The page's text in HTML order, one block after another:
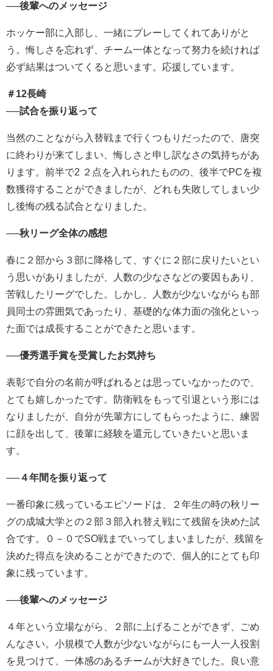
──後輩へのメッセージ
ホッケー部に入部し、一緒にプレーしてくれてありがと
う。悔しさを忘れず、チーム一体となって努力を続ければ
必ず結果はついてくると思います。応援しています。
＃12長崎
──試合を振り返って
当然のことながら入替戦まで行くつもりだったので、唐突
に終わりが来てしまい、悔しさと申し訳なさの気持ちがあ
ります。前半で2 ２点を入れられたものの、後半でPCを複
数獲得することができましたが、どれも失敗してしまい少
し後悔の残る試合となりました。
──秋リーグ全体の感想
春に２部から３部に降格して、すぐに２部に戻りたいとい
う思いがありましたが、人数の少なさなどの要因もあり、
苦戦したリーグでした。しかし、人数が少ないながらも部
員同士の雰囲気であったり、基礎的な体力面の強化といっ
た面では成長することができたと思います。
──優秀選手賞を受賞したお気持ち
表彰で自分の名前が呼ばれるとは思っていなかったので、
とても嬉しかったです。防衛戦をもって引退という形には
なりましたが、自分が先輩方にしてもらったように、練習
に顔を出して、後輩に経験を還元していきたいと思いま
す。
──４年間を振り返って
一番印象に残っているエピソードは、２年生の時の秋リー
グの成城大学との２部３部入れ替え戦にて残留を決めた試
合です。０－０でSO戦までいってしまいましたが、残留を
決めた得点を決めることができたので、個人的にとても印
象に残っています。
──後輩へのメッセージ
４年という立場ながら、２部に上げることができず、ごめ
んなさい。小規模で人数が少ないながらにも一人一人役割
を見つけて、一体感のあるチームが大好きでした。良い意